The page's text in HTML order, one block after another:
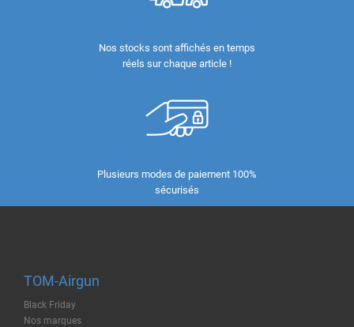
Nos stocks sont affichés en temps
réels sur chaque article !
Plusieurs modes de paiement 100%
sécurisés
TOM-Airgun
Black Friday
Nos marques